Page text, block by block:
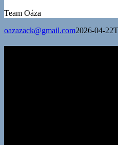
Team Oáza
oazazack@gmail.com2026-04-